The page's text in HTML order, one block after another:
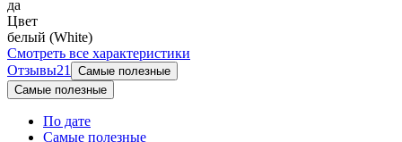
да
Цвет
белый (White)
Смотреть все характеристики
Отзывы21
Самые полезные
Самые полезные
По дате
Самые полезные